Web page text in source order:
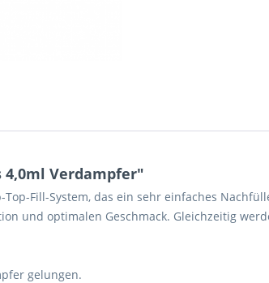
Verdampfer"
Fill-System, das ein sehr einfaches
und optimalen Geschmack. Gleichzeitig
gelungen.